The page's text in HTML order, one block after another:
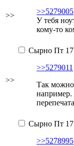
>>
>>5279005
У тебя
кому-то
>>
Сырно Пт 17
>>5279011
Так можно
например.
Сырно Пт 17
>>5278995